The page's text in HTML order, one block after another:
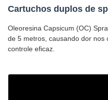
Cartuchos duplos de
Oleoresina Capsicum (OC)
de 5 metros, causando dor nos
controle eficaz.